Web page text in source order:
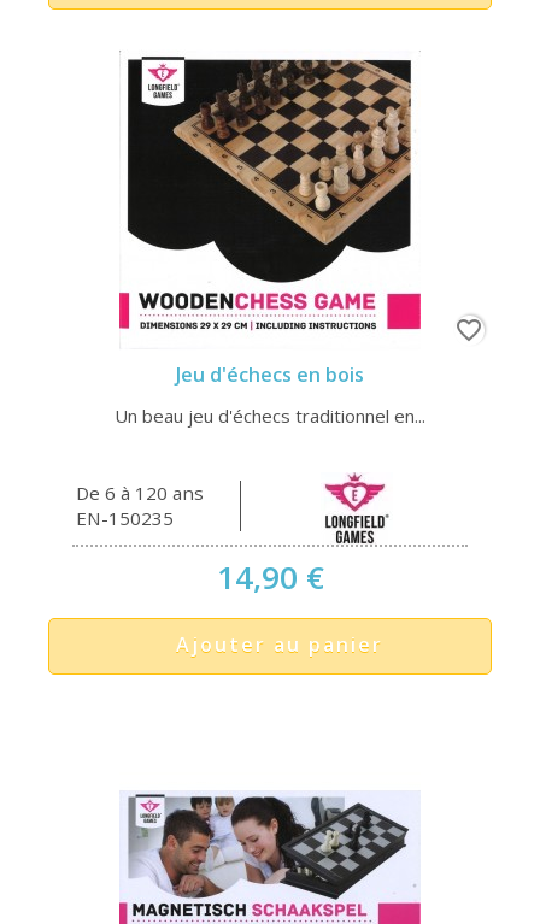
Jeu d'échecs en bois
Un beau jeu d'échecs traditionnel en...
De 6 à 120 ans
EN-150235
14,90 €
Ajouter au panier
favorite_border